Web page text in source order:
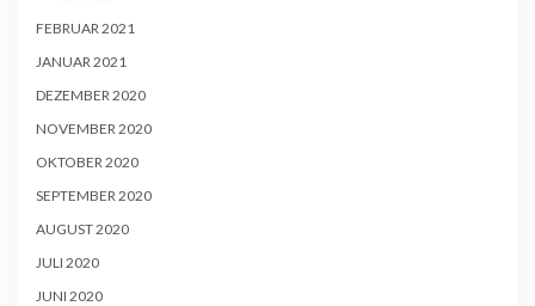
FEBRUAR 2021
JANUAR 2021
DEZEMBER 2020
NOVEMBER 2020
OKTOBER 2020
SEPTEMBER 2020
AUGUST 2020
JULI 2020
JUNI 2020